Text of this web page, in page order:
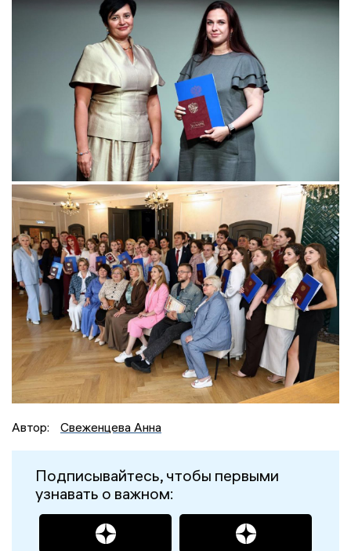
Автор: Свеженцева Анна
Подписывайтесь, чтобы первыми
узнавать о важном: